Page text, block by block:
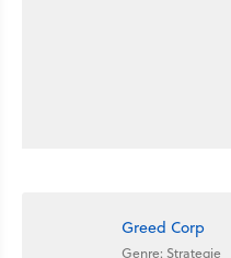
Greed Corp
Genre: Strategie